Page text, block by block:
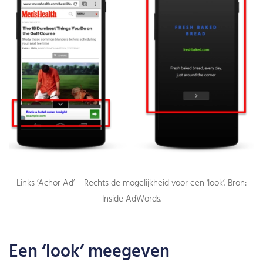
Links ‘Achor Ad’ – Rechts de mogelijkheid voor een ‘look’. Bron:
Inside AdWords.
Een ‘look’ meegeven